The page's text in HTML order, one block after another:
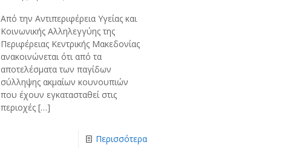
Από την Αντιπεριφέρεια Υγείας και
Κοινωνικής Αλληλεγγύης της
Περιφέρειας Κεντρικής Μακεδονίας
ανακοινώνεται ότι από τα
αποτελέσματα των παγίδων
σύλληψης ακμαίων κουνουπιών
που έχουν εγκατασταθεί στις
περιοχές[…]
Περισσότερα